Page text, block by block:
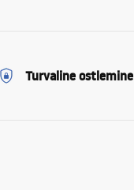
Turvaline ostlemine